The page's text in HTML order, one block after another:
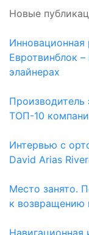
Новые
Инновационная
Евротвинблок
элайнерах
Производитель
ТОП-10
Интервью с
David Arias
Место занято.
к возвращению
Навигационная